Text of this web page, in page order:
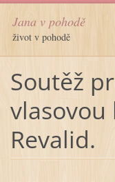
Jana v pohodě
život v pohodě
Soutěž
vlasovou
Revalid.